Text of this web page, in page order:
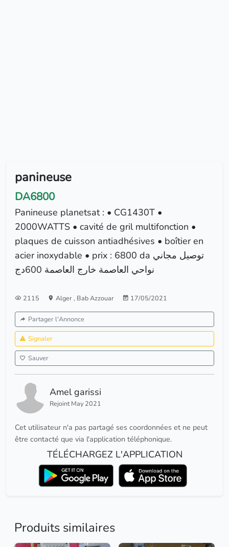
panineuse
DA6800
Panineuse planetsat ‎: • ‏CG1430T ‎•
2000WATTS ‎• ‏cavité de gril multifonction ‎•
acier inoxydable ‎• ‏prix ‎: 6800 ‏da ‎توصيل مجاني
نواحي العاصمة خارج العاصمة 600دج
2115 Alger, Bab Azzouar 17/05/2021
Partager l'Annonce
Signaler
Sauver
Amel garissi
Rejoint May 2021
Cet utilisateur n'a pas partagé ses coordonnées et ne peut
être contacté que via l'application téléphonique.
TÉLÉCHARGEZ L'APPLICATION
Produits similaires